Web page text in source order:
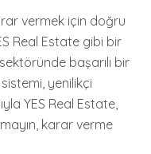
vermek için doğru
Real Estate gibi bir
başarılı bir
yenilikçi
YES Real Estate,
karar verme